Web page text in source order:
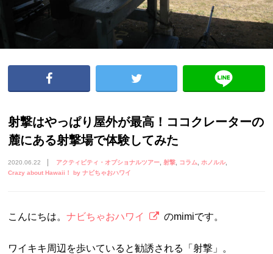
射撃はやっぱり屋外が最高！ココクレーターの
麓にある射撃場で体験してみた
2020.06.22 アクティビティ・オプショナルツアー 射撃 コラム ホノルル
Crazy about Hawaii！ by ナビちゃおハワイ
こんにちは。ナビちゃおハワイ のmimiです。
ワイキキ周辺を歩いていると勧誘される「射撃」。